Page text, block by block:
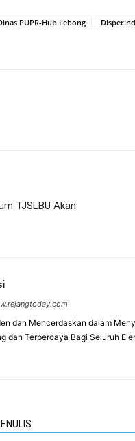
PUPR-Hub Lebong
TJSLBU Akan
dan Mencerdaskan dalam
dan Terpercaya Bagi Seluruh